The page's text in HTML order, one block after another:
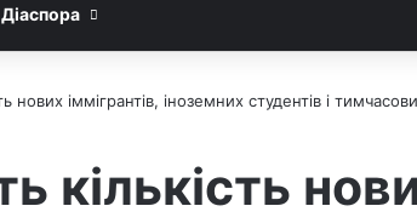
Діаспора
нових іммігрантів, іноземних студентів і